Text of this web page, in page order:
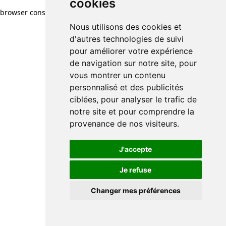
cookies
Nous utilisons des cookies et
d'autres technologies de suivi
pour améliorer votre expérience
de navigation sur notre site, pour
vous montrer un contenu
personnalisé et des publicités
ciblées, pour analyser le trafic de
notre site et pour comprendre la
provenance de nos visiteurs.
J'accepte
Je refuse
Changer mes préférences
browser console for more information)